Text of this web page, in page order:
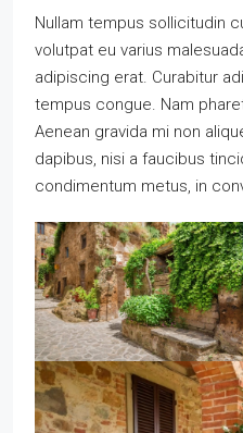
Nullam tempus sollicitudin
volutpat eu varius
adipiscing erat. Curabitur
tempus congue. Nam
Aenean gravida mi non
dapibus, nisi a faucibus
condimentum metus, in